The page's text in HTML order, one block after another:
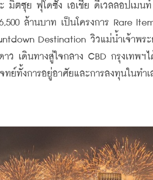
ซุย ฟุโดซัง เอเชีย ดีเวลลอปเมน
ล้านบาท เป็นโครงการ Rare
Destination วิวแม่น้ำเจ้าพ
ว เดินทางสู่ใจกลาง CBD กรุงเทพฯ
ย์ทั้งการอยู่อาศัยและการลงทุนในทำ